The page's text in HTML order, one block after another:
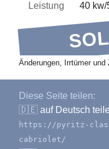
Leistung
40 kw/
Änderungen, Irrtümer
Diese Seite teilen:
🇩🇪 auf Deutsch
https://pyritz-
cabriolet/